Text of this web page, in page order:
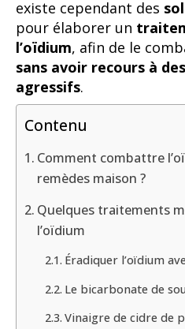
existe cependant des
pour élaborer un
l’oïdium, afin de le
sans avoir recours à
agressifs.
Contenu
Comment combattre
remèdes maison ?
Quelques traitements
l’oïdium
Éradiquer l’oïdium
Le bicarbonate de
Vinaigre de cidre de